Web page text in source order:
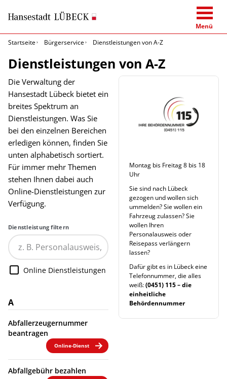
Menü
Startseite
Bürgerservice Dienstleistungen von A-Z
Dienstleistungen von A-Z
Die Verwaltung der
Hansestadt Lübeck bietet ein
breites Spektrum an
Dienstleistungen. Was Sie
bei den einzelnen Bereichen
erledigen können, finden Sie
unten alphabetisch sortiert.
Für immer mehr Themen
stehen Ihnen dabei auch
Online-Dienstleistungen zur
Verfügung.
Dienstleistung filtern
Online Dienstleistungen
A
Abfallerzeugernummer
beantragen
Online-Dienst
Abfallgebühr bezahlen
Montag bis Freitag 8 bis 18
Uhr
Sie sind nach Lübeck
gezogen und wollen sich
ummelden? Sie wollen ein
Fahrzeug zulassen? Sie
wollen Ihren
Personalausweis oder
Reisepass verlängern
lassen?
Dafür gibt es in Lübeck eine
Telefonnummer, die alles
weiß:(0451) 115 – die
einheitliche
Behördennummer